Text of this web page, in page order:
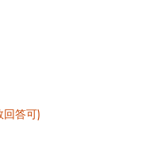
答可)